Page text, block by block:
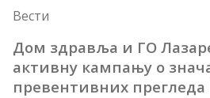
Вести
Дом здравља и ГО
активну кампању о
превентивних прегледа